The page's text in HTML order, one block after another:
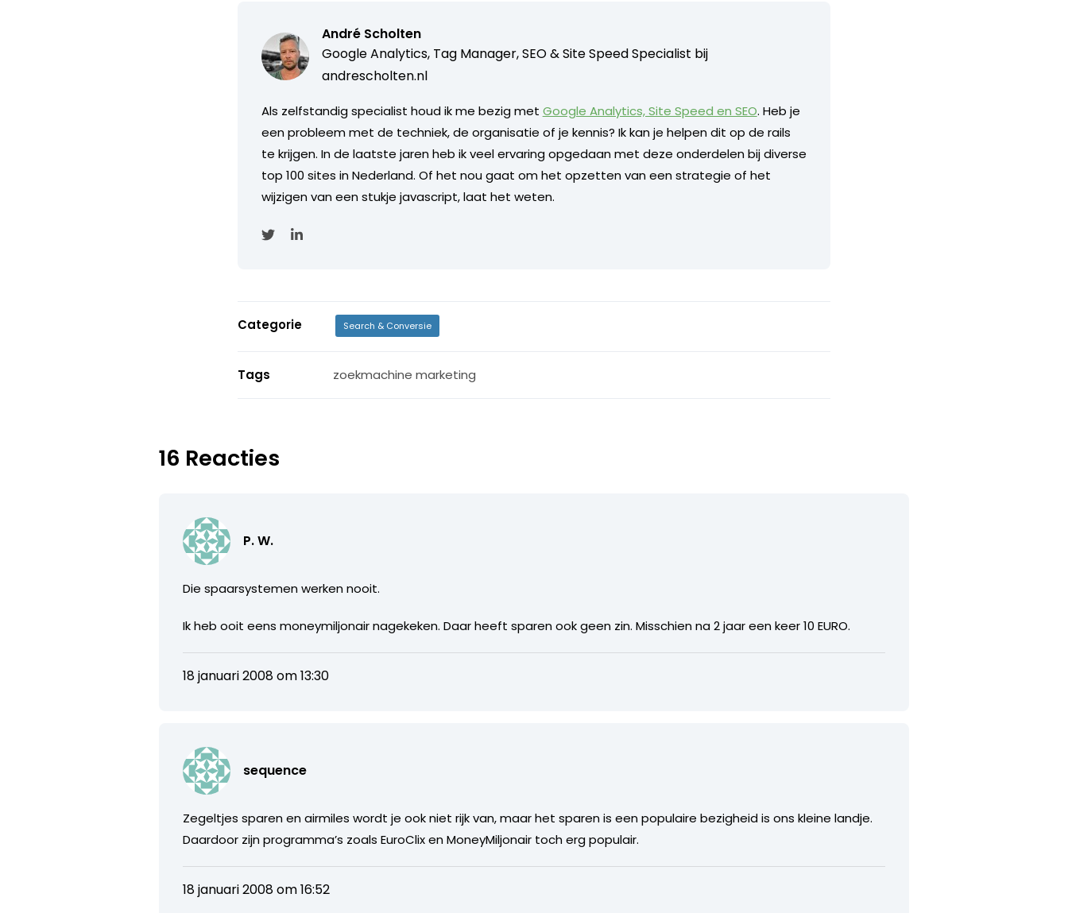
André Scholten
Google Analytics, Tag Manager, SEO & Site Speed Specialist bij
andrescholten.nl
Als zelfstandig specialist houd ik me bezig met Google Analytics, Site Speed en SEO. Heb je
een probleem met de techniek, de organisatie of je kennis? Ik kan je helpen dit op de rails
te krijgen. In de laatste jaren heb ik veel ervaring opgedaan met deze onderdelen bij diverse
top 100 sites in Nederland. Of het nou gaat om het opzetten van een strategie of het
wijzigen van een stukje javascript, laat het weten.
Categorie Search & Conversie
Tags zoekmachine marketing
16 Reacties
P. W.
Die spaarsystemen werken nooit.
Ik heb ooit eens moneymiljonair nagekeken. Daar heeft sparen ook geen zin. Misschien na 2 jaar een keer 10 EURO.
18 januari 2008 om 13:30
sequence
Zegeltjes sparen en airmiles wordt je ook niet rijk van, maar het sparen is een populaire bezigheid is ons kleine landje.
Daardoor zijn programma’s zoals EuroClix en MoneyMiljonair toch erg populair.
18 januari 2008 om 16:52